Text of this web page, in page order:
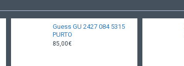
Guess GU 2427 084 5315
PURTO
85,00€